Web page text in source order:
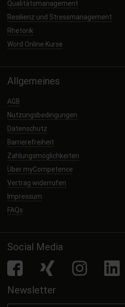
Qualitätsmanagement
Resilienz und Stressmanagement
Rhetorik
Word Online Kurse
Allgemeines
AGB
Nutzungsbedingungen
Datenschutz
Barrierefreiheit
Zahlungsmöglichkeiten
Über myCompetence
Vertrag widerrufen
Impressum
FAQs
Social Media
facebook Xing Instagram LinkedIn
Newsletter